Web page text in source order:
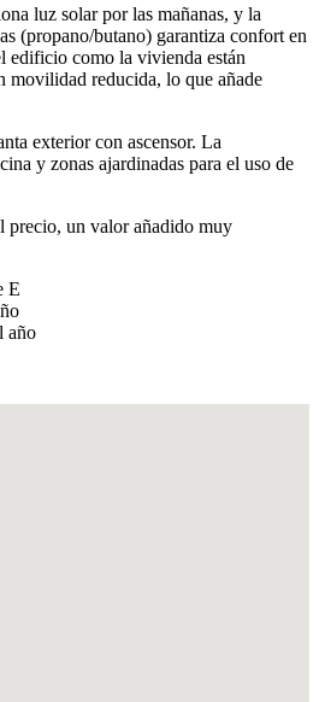
luz solar por las mañanas, y la
(propano/butano) garantiza confort en
edificio como la vivienda están
movilidad reducida, lo que añade
exterior con ascensor. La
y zonas ajardinadas para el uso de
precio, un valor añadido muy
E
año